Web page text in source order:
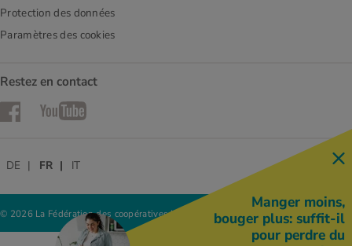
Protection des données
Paramètres des cookies
Restez en contact
FacebookYouTube
© 2026 La Fédération des coopératives Migros
DE FR IT
Manger moins,
bouger plus: suffit-il
pour perdre du